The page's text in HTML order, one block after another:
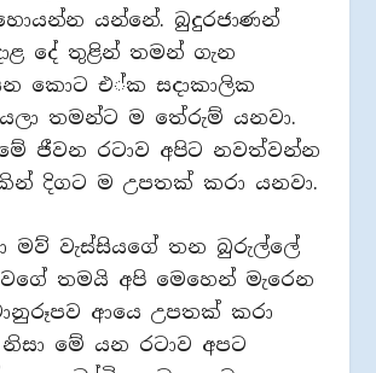
යන්නේ. බුදුරජාණන්
දේ තුළින් තමන් ගැන
කොට එ්ක සදාකාලික
තමන්ට ම තේරුම් යනවා.
ජීවන රටාව අපිට නවත්වන්න
දිගට ම උපතක් කරා යනවා.
මව් වැස්සියගේ තන බුරුල්ලේ
තමයි අපි මෙහෙන් මැරෙන
ආයෙ උපතක් කරා
මේ යන රටාව අපට